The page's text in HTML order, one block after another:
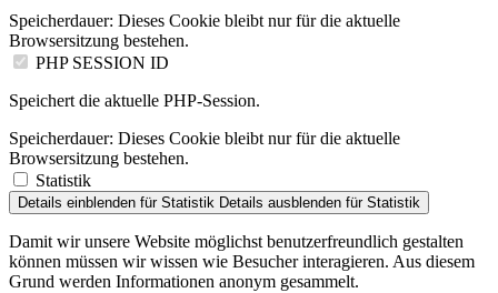
Speicherdauer: Dieses Cookie bleibt nur für die aktuelle
Browsersitzung bestehen.
PHP SESSION ID
Speichert die aktuelle PHP-Session.
Speicherdauer: Dieses Cookie bleibt nur für die aktuelle
Browsersitzung bestehen.
Statistik
Details einblenden für Statistik Details ausblenden für Statistik
Damit wir unsere Website möglichst benutzerfreundlich gestalten
können müssen wir wissen wie Besucher interagieren. Aus diesem
Grund werden Informationen anonym gesammelt.